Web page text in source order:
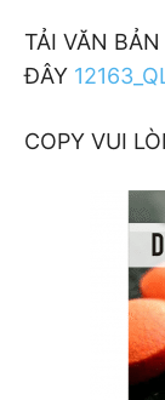
TẢI VĂN BẢN
ĐÂY
COPY VUI